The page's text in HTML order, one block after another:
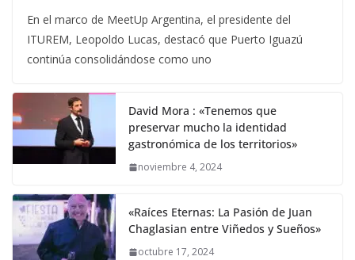
En el marco de MeetUp Argentina, el presidente del
ITUREM, Leopoldo Lucas, destacó que Puerto Iguazú
continúa consolidándose como uno
David Mora : «Tenemos que
preservar mucho la identidad
gastronómica de los territorios»
noviembre 4, 2024
«Raíces Eternas: La Pasión de Juan
Chaglasian entre Viñedos y Sueños»
octubre 17, 2024